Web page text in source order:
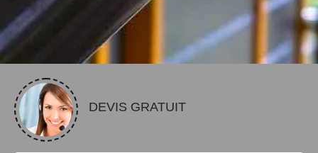
DEVIS GRATUIT